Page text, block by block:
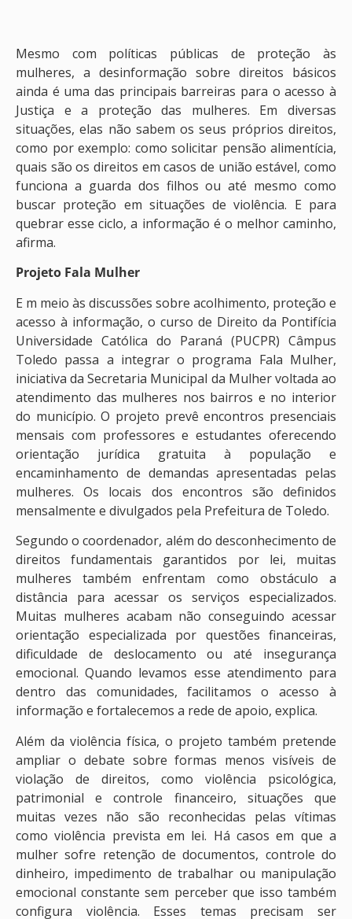
Mesmo com políticas públicas de proteção às
mulheres, a desinformação sobre direitos básicos
ainda é uma das principais barreiras para o acesso à
Justiça e a proteção das mulheres. Em diversas
situações, elas não sabem os seus próprios direitos,
como por exemplo: como solicitar pensão alimentícia,
quais são os direitos em casos de união estável, como
funciona a guarda dos filhos ou até mesmo como
buscar proteção em situações de violência. E para
quebrar esse ciclo, a informação é o melhor caminho,
afirma.
Projeto Fala Mulher
E m meio às discussões sobre acolhimento, proteção e
acesso à informação, o curso de Direito da Pontifícia
Universidade Católica do Paraná (PUCPR) Câmpus
Toledo passa a integrar o programa Fala Mulher,
iniciativa da Secretaria Municipal da Mulher voltada ao
atendimento das mulheres nos bairros e no interior
do município. O projeto prevê encontros presenciais
mensais com professores e estudantes oferecendo
orientação jurídica gratuita à população e
encaminhamento de demandas apresentadas pelas
mulheres. Os locais dos encontros são definidos
mensalmente e divulgados pela Prefeitura de Toledo.
Segundo o coordenador, além do desconhecimento de
direitos fundamentais garantidos por lei, muitas
mulheres também enfrentam como obstáculo a
distância para acessar os serviços especializados.
Muitas mulheres acabam não conseguindo acessar
orientação especializada por questões financeiras,
dificuldade de deslocamento ou até insegurança
emocional. Quando levamos esse atendimento para
dentro das comunidades, facilitamos o acesso à
informação e fortalecemos a rede de apoio, explica.
Além da violência física, o projeto também pretende
ampliar o debate sobre formas menos visíveis de
violação de direitos, como violência psicológica,
patrimonial e controle financeiro, situações que
muitas vezes não são reconhecidas pelas vítimas
como violência prevista em lei. Há casos em que a
mulher sofre retenção de documentos, controle do
dinheiro, impedimento de trabalhar ou manipulação
emocional constante sem perceber que isso também
configura violência. Esses temas precisam ser